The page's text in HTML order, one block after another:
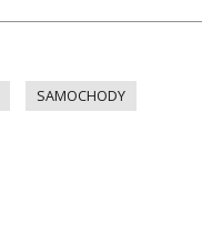
SAMOCHODY